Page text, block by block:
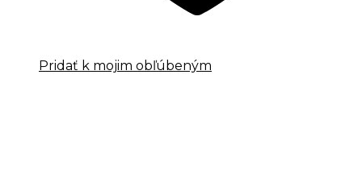
Pridať k mojim obľúbeným